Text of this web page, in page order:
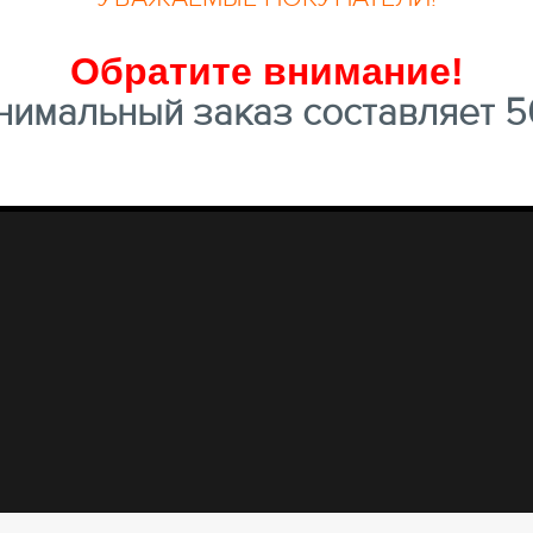
Обратите внимание!
заказ составляет